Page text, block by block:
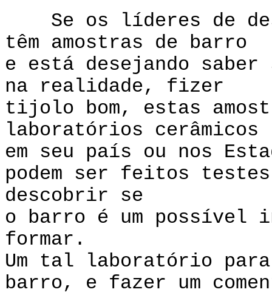
Se os líderes de
têm amostras de barro
e está desejando
na realidade, fizer
tijolo bom, estas
laboratórios cerâmicos
em seu país ou nos
podem ser feitos
descobrir se
o barro é um
formar.
Um tal laboratório
barro, e fazer um